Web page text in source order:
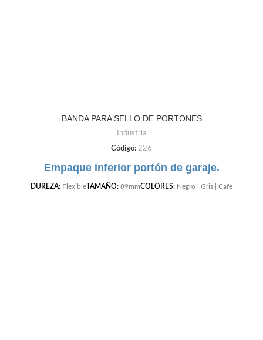
BANDA PARA SELLO DE PORTONES
Industria
Código: 226
Empaque inferior portón de garaje.
DUREZA: FlexibleTAMAÑO: 89mmCOLORES: Negro | Gris | Cafe